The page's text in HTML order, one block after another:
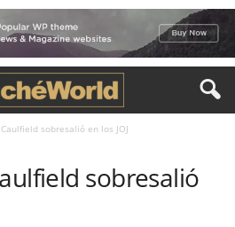
sobresalió en los JOJ
sobresalió